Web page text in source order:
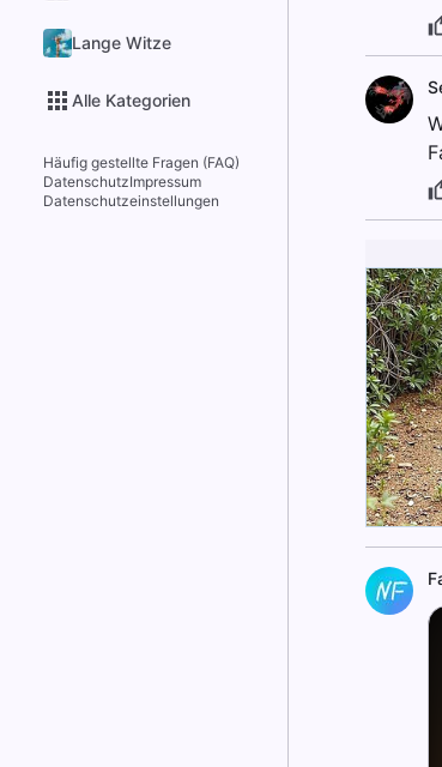
Lange Witze
Alle Kategorien
Häufig gestellte Fragen (FAQ)
DatenschutzImpressum
Datenschutzeinstellungen